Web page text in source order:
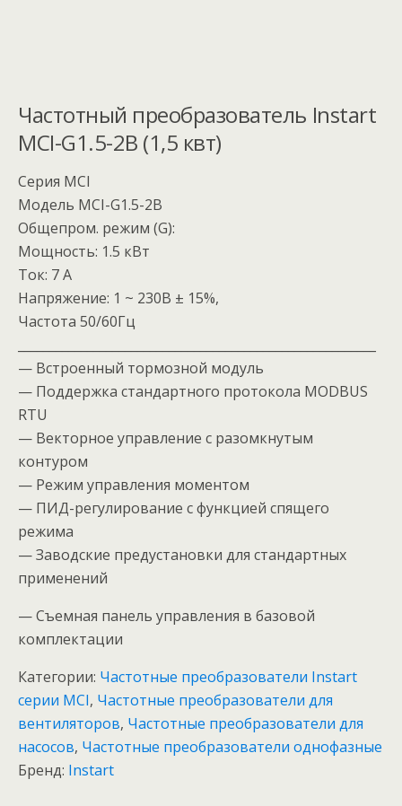
Частотный преобразователь Instart
MCI-G1.5-2B (1,5 квт)
Серия MCI
Модель MCI-G1.5-2B
Общепром. режим (G):
Мощность: 1.5 кВт
Ток: 7 А
Напряжение: 1 ~ 230В ± 15%,
Частота 50/60Гц
— Встроенный тормозной модуль
— Поддержка стандартного протокола MODBUS
RTU
— Векторное управление с разомкнутым
контуром
— Режим управления моментом
— ПИД-регулирование с функцией спящего
режима
— Заводские предустановки для стандартных
применений
— Съемная панель управления в базовой
комплектации
Категории: Частотные преобразователи Instart
серии MCI, Частотные преобразователи для
вентиляторов, Частотные преобразователи для
насосов, Частотные преобразователи однофазные
Бренд: Instart